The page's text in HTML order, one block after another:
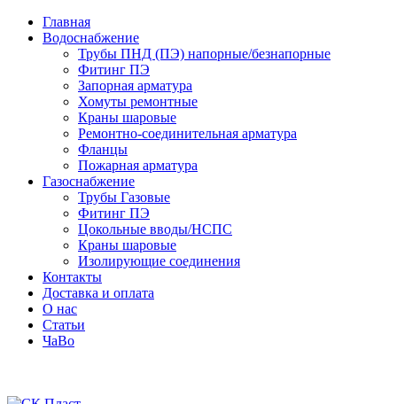
Главная
Водоснабжение
Трубы ПНД (ПЭ) напорные/безнапорные
Фитинг ПЭ
Запорная арматура
Хомуты ремонтные
Краны шаровые
Ремонтно-соединительная арматура
Фланцы
Пожарная арматура
Газоснабжение
Трубы Газовые
Фитинг ПЭ
Цокольные вводы/НСПС
Краны шаровые
Изолирующие соединения
Контакты
Доставка и оплата
О нас
Статьи
ЧаВо